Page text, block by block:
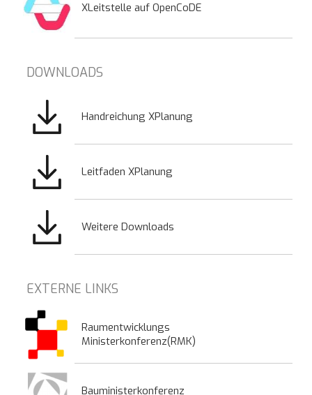
XLeitstelle auf OpenCoDE
DOWNLOADS
Handreichung XPlanung
Leitfaden XPlanung
Weitere Downloads
EXTERNE LINKS
Raumentwicklungs
Ministerkonferenz(RMK)
Bauministerkonferenz